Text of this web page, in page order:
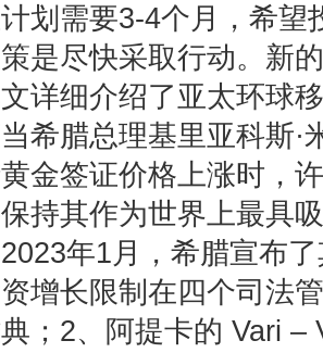
划需要3-4个月，希望
是尽快采取行动。新
详细介绍了亚太环球
希腊总理基里亚科斯·
金签证价格上涨时，
持其作为世界上最具
年1月，希腊宣布
增长限制在四个司法
；2、阿提卡的 Vari –